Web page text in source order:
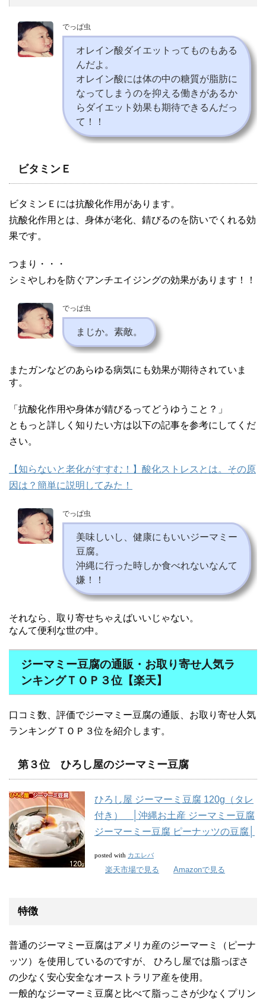
でっぱ虫
オレイン酸ダイエットってものもある
んだよ。
オレイン酸には体の中の糖質が脂肪に
なってしまうのを抑える働きがあるか
らダイエット効果も期待できるんだっ
て！！
ビタミンＥ
ビタミンＥには抗酸化作用があります。
抗酸化作用とは、身体が老化、錆びるのを防いでくれる効
果です。
つまり・・・
シミやしわを防ぐアンチエイジングの効果があります！！
でっぱ虫
まじか。素敵。
またガンなどのあらゆる病気にも効果が期待されていま
す。
「抗酸化作用や身体が錆びるってどうゆうこと？」
ともっと詳しく知りたい方は以下の記事を参考にしてくだ
さい。
【知らないと老化がすすむ！】酸化ストレスとは。その原
因は？簡単に説明してみた！
でっぱ虫
美味しいし、健康にもいいジーマミー
豆腐。
沖縄に行った時しか食べれないなんて
嫌！！
それなら、取り寄せちゃえばいいじゃない。
なんて便利な世の中。
ジーマミー豆腐の通販・お取り寄せ人気ラ
ンキングＴＯＰ３位【楽天】
口コミ数、評価でジーマミー豆腐の通販、お取り寄せ人気
ランキングＴＯＰ３位を紹介します。
第３位 ひろし屋のジーマミー豆腐
ひろし屋 ジーマーミ豆腐 120g（タレ
付き） │沖縄お土産 ジーマミー豆腐
ジーマーミー豆腐 ピーナッツの豆腐│
posted with カエレバ
楽天市場で見る Amazonで見る
特徴
普通のジーマミー豆腐はアメリカ産のジーマーミ（ピーナ
ッツ）を使用しているのですが、 ひろし屋では脂っぽさ
の少なく安心安全なオーストラリア産を使用。
一般的なジーマーミ豆腐と比べて脂っこさが少なくプリン